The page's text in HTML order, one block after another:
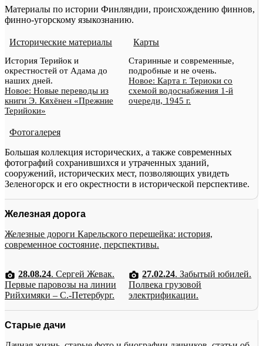
Материалы по истории Финляндии, происхождению финнов,
финно-угорскому языкознанию.
Исторические материалы
История Терийок и
окрестностей от Адама до
наших дней.
Новое: Новые переводы из
книги Э. Кяхёнен «Прежние
Терийоки»
Карты
Старинные и современные,
подробные и не очень.
Новое: Карта г. Териоки со
схемой водоснабжения 1-й
очереди, 1945 г.
Фотогалерея
Большая коллекция исторических, а также современных
фотографий сохранившихся и утраченных зданий,
сооружений, исторических мест, позволяющих увидеть
Зеленогорск и его окрестности в исторической перспективе.
Железная дорога
Железные дороги Карельского перешейка: история,
современное состояние, перспективы.
28.08.24. Сергей Жевак.
Первые паровозы на линии
Рийхимяки – С.-Петербург.
27.02.24. Забытый юбилей.
Полвека грузовой
электрификации.
Старые дачи